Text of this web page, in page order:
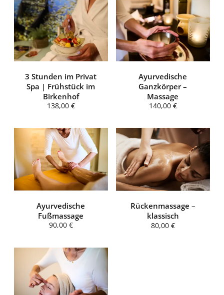
3 Stunden im Privat
Spa | Frühstück im
Birkenhof
138,00 €
Ayurvedische
Ganzkörper –
Massage
140,00 €
Ayurvedische
Fußmassage
90,00 €
Rückenmassage –
klassisch
80,00 €